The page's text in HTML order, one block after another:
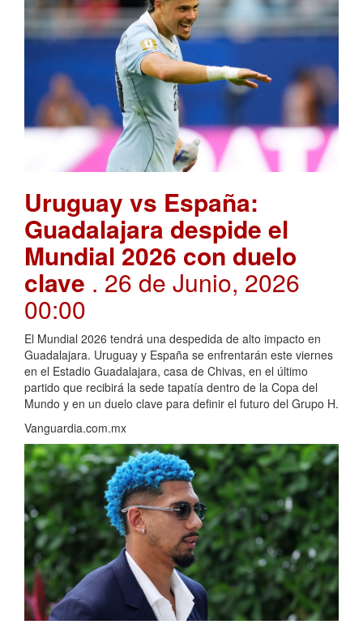
Uruguay vs España:
Guadalajara despide el
Mundial 2026 con duelo
clave . 26 de Junio, 2026
00:00
El Mundial 2026 tendrá una despedida de alto impacto en
Guadalajara. Uruguay y España se enfrentarán este viernes
en el Estadio Guadalajara, casa de Chivas, en el último
partido que recibirá la sede tapatía dentro de la Copa del
Mundo y en un duelo clave para definir el futuro del Grupo H.
Vanguardia.com.mx